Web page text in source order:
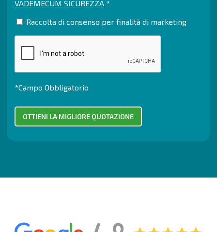
VADEMECUM SICUREZZA *
Raccolta di consenso per finalità di marketing
*Campo Obbligatorio